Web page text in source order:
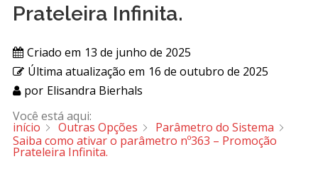
Prateleira Infinita.
Criado em 13 de junho de 2025
Última atualização em 16 de outubro de 2025
por Elisandra Bierhals
Você está aqui:
início Outras Opções
Parâmetro do Sistema
Saiba como ativar o parâmetro nº363 – Promoção
Prateleira Infinita.